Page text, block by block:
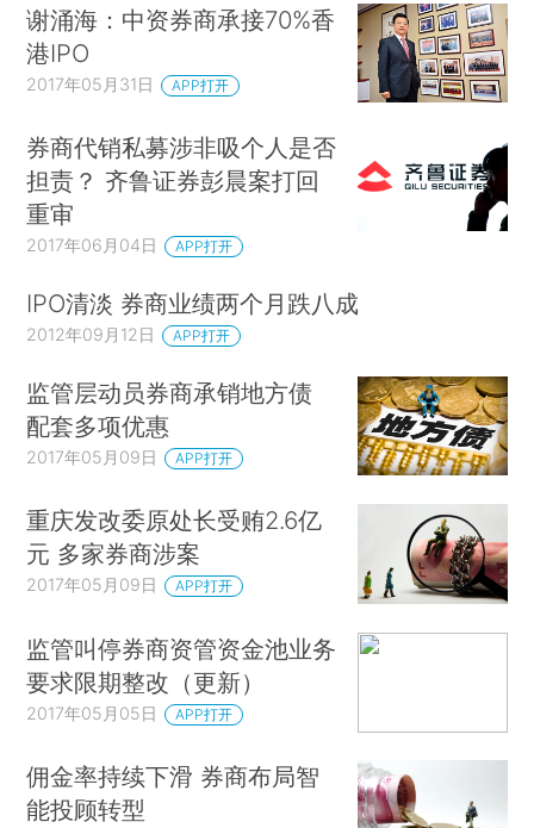
谢涌海：中资券商承接70%香
港IPO
2017年05月31日 APP打开
券商代销私募涉非吸个人是否
担责？ 齐鲁证券彭晨案打回
重审
2017年06月04日 APP打开
IPO清淡 券商业绩两个月跌八成
2012年09月12日 APP打开
监管层动员券商承销地方债
配套多项优惠
2017年05月09日 APP打开
重庆发改委原处长受贿2.6亿
元 多家券商涉案
2017年05月09日 APP打开
监管叫停券商资管资金池业务
要求限期整改（更新）
2017年05月05日 APP打开
佣金率持续下滑 券商布局智
能投顾转型